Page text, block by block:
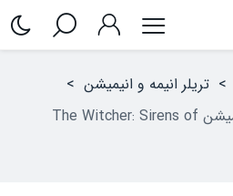
> تریلر انیمه‌ و انیمیشن >
تماشا کنید: تریلر جدید انیمیشن The Witcher: Sirens of